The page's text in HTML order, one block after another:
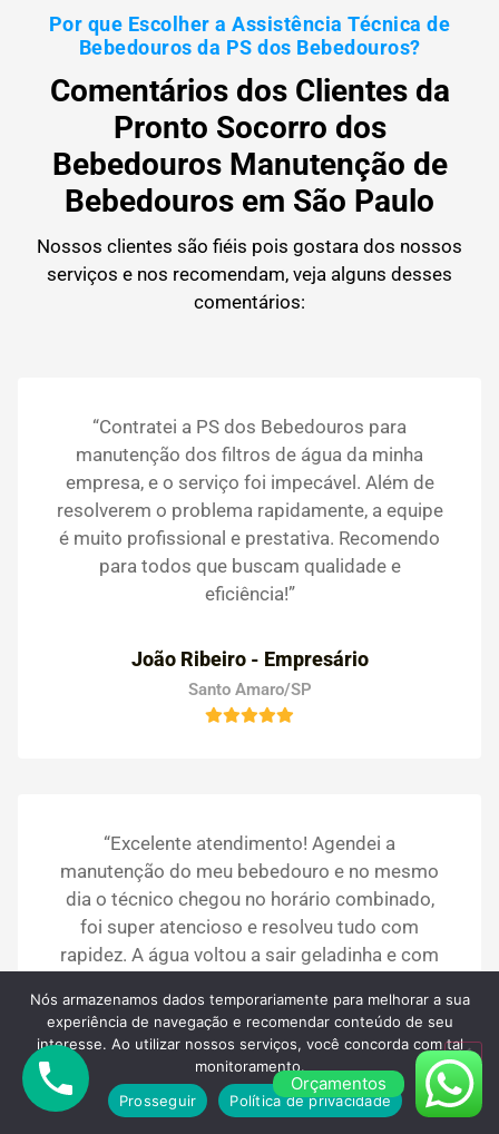
Por que Escolher a Assistência Técnica de
Bebedouros da PS dos Bebedouros?
Comentários dos Clientes da
Pronto Socorro dos
Bebedouros Manutenção de
Bebedouros em São Paulo
Nossos clientes são fiéis pois gostara dos nossos
serviços e nos recomendam, veja alguns desses
comentários:
“Contratei a PS dos Bebedouros para
manutenção dos filtros de água da minha
empresa, e o serviço foi impecável. Além de
resolverem o problema rapidamente, a equipe
é muito profissional e prestativa. Recomendo
para todos que buscam qualidade e
eficiência!”
João Ribeiro - Empresário
Santo Amaro/SP
“Excelente atendimento! Agendei a
manutenção do meu bebedouro e no mesmo
dia o técnico chegou no horário combinado,
foi super atencioso e resolveu tudo com
rapidez. A água voltou a sair geladinha e com
Bebedouros, serviço de qualidade e
confiança!”
Ana Carolina - Mãe e Dona de Casa
Orçamentos
Nós armazenamos dados temporariamente para melhorar a sua
experiência de navegação e recomendar conteúdo de seu
interesse. Ao utilizar nossos serviços, você concorda com tal
monitoramento.
Prosseguir
Política de privacidade